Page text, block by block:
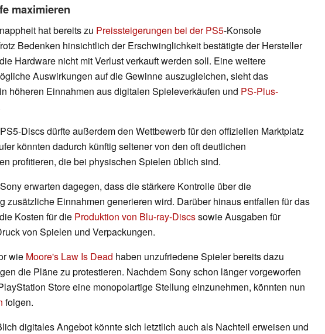
maximieren
hat bereits zu Preissteigerungen bei der PS5-Konsole
Bedenken hinsichtlich der Erschwinglichkeit bestätigte der Hersteller
Hardware nicht mit Verlust verkauft werden soll. Eine weitere
Auswirkungen auf die Gewinne auszugleichen, sieht das
höheren Einnahmen aus digitalen Spieleverkäufen und PS-Plus-
Discs dürfte außerdem den Wettbewerb für den offiziellen Marktplatz
könnten dadurch künftig seltener von den oft deutlichen
profitieren, die bei physischen Spielen üblich sind.
erwarten dagegen, dass die stärkere Kontrolle über die
zusätzliche Einnahmen generieren wird. Darüber hinaus entfallen für das
Kosten für die Produktion von Blu-ray-Discssowie Ausgaben für
von Spielen und Verpackungen.
wie Moore's Law Is Dead haben unzufriedene Spieler bereits dazu
die Pläne zu protestieren. Nachdem Sony schon länger vorgeworfen
Store eine monopolartige Stellung einzunehmen, könnten nun
folgen.
digitales Angebot könnte sich letztlich auch als Nachteil erweisen und